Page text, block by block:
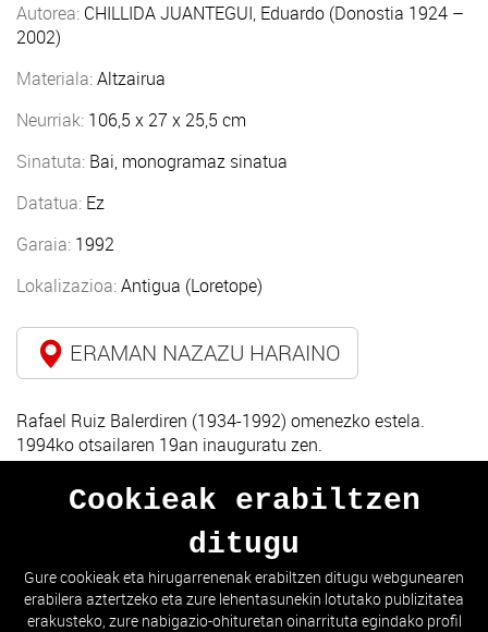
Autorea: CHILLIDA JUANTEGUI, Eduardo (Donostia 1924 –
2002)
Materiala:Altzairua
Neurriak: 106,5 x 27 x 25,5 cm
Sinatuta: Bai, monogramaz sinatua
Datatua: Ez
Garaia: 1992
Lokalizazioa:Antigua (Loretope)
ERAMAN NAZAZU HARAINO
Rafael Ruiz Balerdiren (1934-1992) omenezko estela.
1994ko otsailaren 19an inauguratu zen.
ZERRENDARA JOAN
Cookieak erabiltzen
ditugu
Gure cookieak eta hirugarrenenak erabiltzen ditugu webgunearen
erabilera aztertzeko eta zure lehentasunekin lotutako publizitatea
erakusteko, zure nabigazio-ohituretan oinarrituta egindako profil